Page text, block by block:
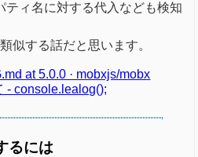
ティ名に対する代入なども検知
似する話だと思います。
at 5.0.0 · mobxjs/mobx
- console.lealog();
るには